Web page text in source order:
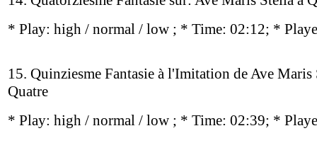
* Play: high / normal / low ; * Time: 02:12; *
15. Quinziesme Fantasie à l'Imitation de Ave Maris
Quatre
* Play: high / normal / low ; * Time: 02:39; *